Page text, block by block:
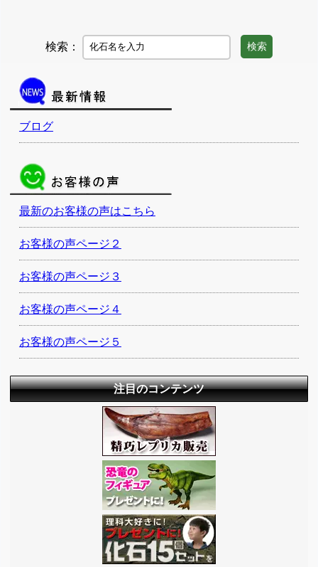
検索： 検索
ブログ
最新のお客様の声はこちら
お客様の声ページ２
お客様の声ページ３
お客様の声ページ４
お客様の声ページ５
注目のコンテンツ